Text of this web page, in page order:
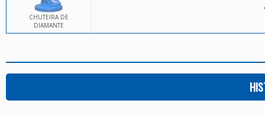
CHUTEIRA DE
DIAMANTE